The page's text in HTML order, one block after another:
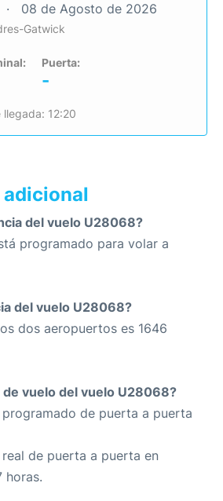
08 de Agosto de 2026
Gatwick
Puerta:
-
12:20
del vuelo U28068?
programado para volar a
del vuelo U28068?
dos aeropuertos es 1646
vuelo del vuelo U28068?
de puerta a puerta
de puerta a puerta en
horas.